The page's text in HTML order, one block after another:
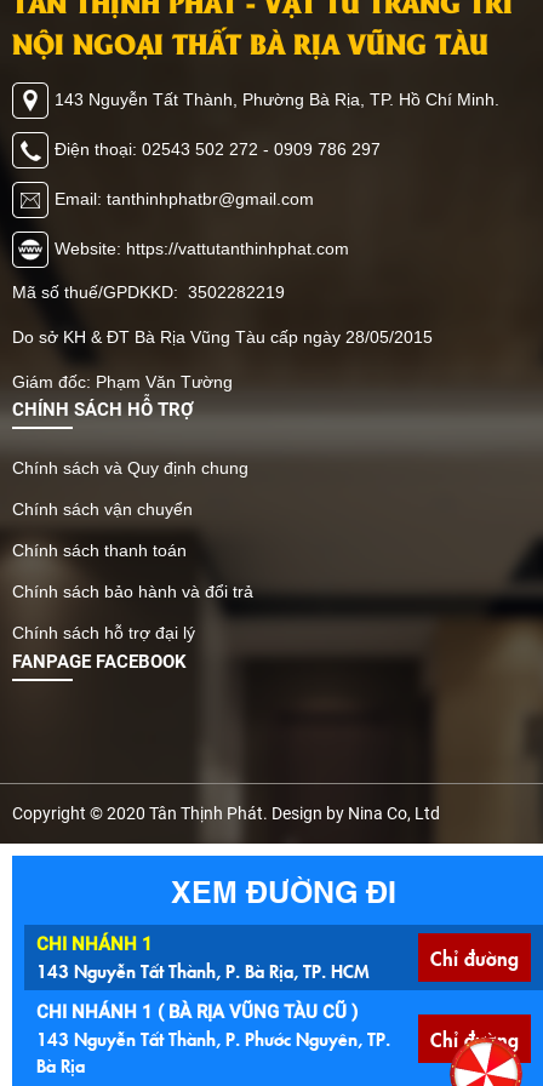
chúng ta sẽ cùng đi tìm
hiểu chi tiết về loại vật liệu
Thịnh Phát tìm hiểu một
số bí quyết chọn tấm ốp
có ngàm trang trí ngoại
thất mới nhất hiện nay
nhé!
tâm trong thi công. Hãy
cùng bài viết sau đây tìm
trần chất liệu này để có
xây dựng công trình.
NỘI NGOẠI THẤT BÀ RỊA VŨNG TÀU
143 Nguyễn Tất Thành, Phường Bà Rịa, TP. Hồ Chí Minh.
Điện thoại: 02543 502 272 - 0909 786 297
Email: tanthinhphatbr@gmail.com
Website: https://vattutanthinhphat.com
Mã số thuế/GPDKKD: 3502282219
Do sở KH & ĐT Bà Rịa Vũng Tàu cấp ngày 28/05/2015
Giám đốc: Phạm Văn Tường
CHÍNH SÁCH HỖ TRỢ
Chính sách và Quy định chung
Chính sách vận chuyển
Chính sách thanh toán
Chính sách bảo hành và đổi trả
Chính sách hỗ trợ đại lý
FANPAGE FACEBOOK
Copyright © 2020 Tân Thịnh Phát. Design by Nina Co, Ltd
XEM ĐƯỜNG ĐI
CHI NHÁNH 1
143 Nguyễn Tất Thành, P. Bà Rịa, TP. HCM Chỉ đường
CHI NHÁNH 1 ( BÀ RỊA VŨNG TÀU CŨ )
143 Nguyễn Tất Thành, P. Phước Nguyên, TP.
Bà Rịa
Chỉ đường